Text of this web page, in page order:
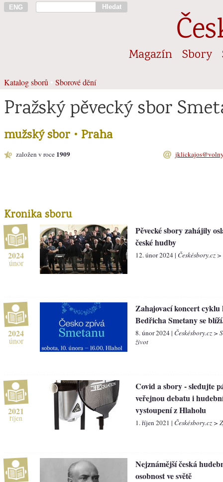
ENG Hledat
Magazín Sbory
Katalog sborů Sborové dění
Pražský pěvecký sbor
mužský sbor • Praha
založen v roce 1909
Kronika sboru
2024
únor
Pěvecké sbory zahájily
české hudby
12. únor 2024 | Českésbory.cz
2024
únor
Zahajovací koncert
Bedřicha Smetany se
8. únor 2024 | Českésbory.cz >
život
2021
říjen
Covid a sbory - sledujte
veřejnou debatu i
vystoupení z Hlaholu
1. říjen 2021 | Českésbory.cz >
Nejznámější česká
osobnost ve světě